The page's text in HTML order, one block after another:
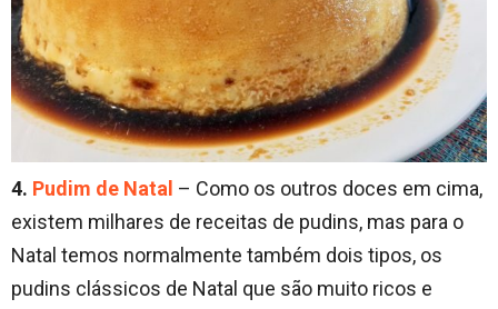
4. Pudim de Natal – Como os outros doces em cima,
existem milhares de receitas de pudins, mas para o
Natal temos normalmente também dois tipos, os
pudins clássicos de Natal que são muito ricos e